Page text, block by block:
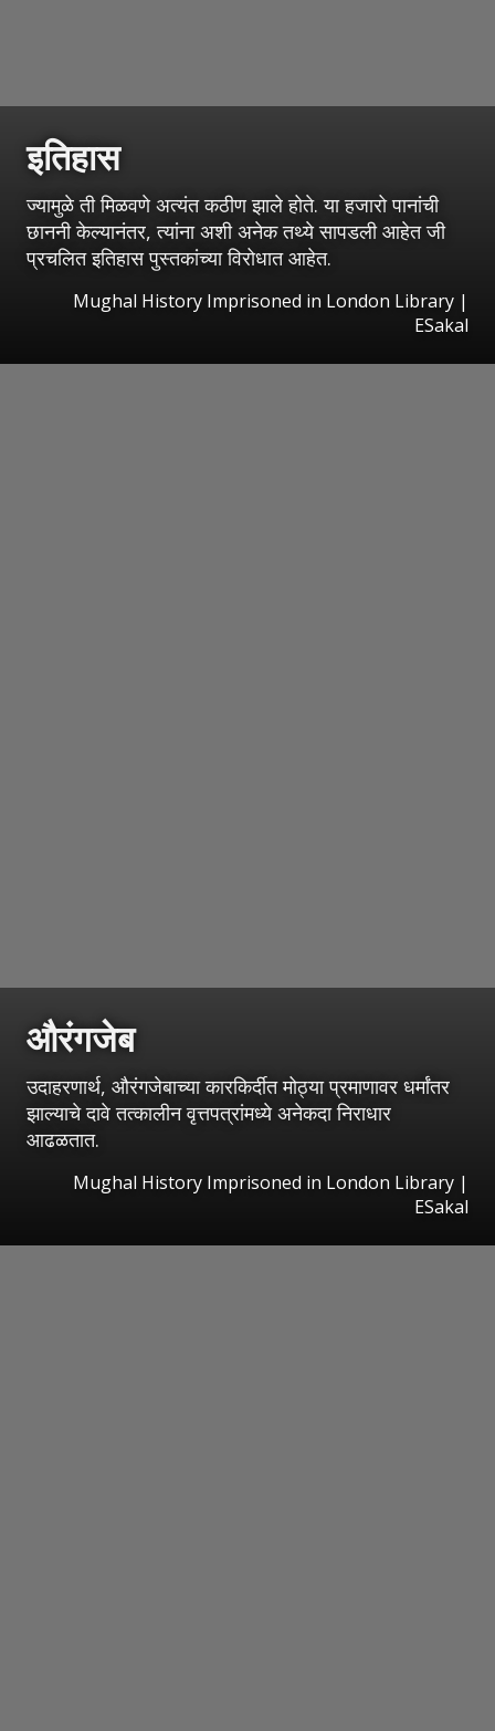
इतिहास
ज्यामुळे ती मिळवणे अत्यंत कठीण झाले होते. या हजारो पानांची
छाननी केल्यानंतर, त्यांना अशी अनेक तथ्ये सापडली आहेत जी
प्रचलित इतिहास पुस्तकांच्या विरोधात आहेत.
Mughal History Imprisoned in London Library |
ESakal
औरंगजेब
उदाहरणार्थ, औरंगजेबाच्या कारकिर्दीत मोठ्या प्रमाणावर धर्मांतर
झाल्याचे दावे तत्कालीन वृत्तपत्रांमध्ये अनेकदा निराधार
आढळतात.
Mughal History Imprisoned in London Library |
ESakal